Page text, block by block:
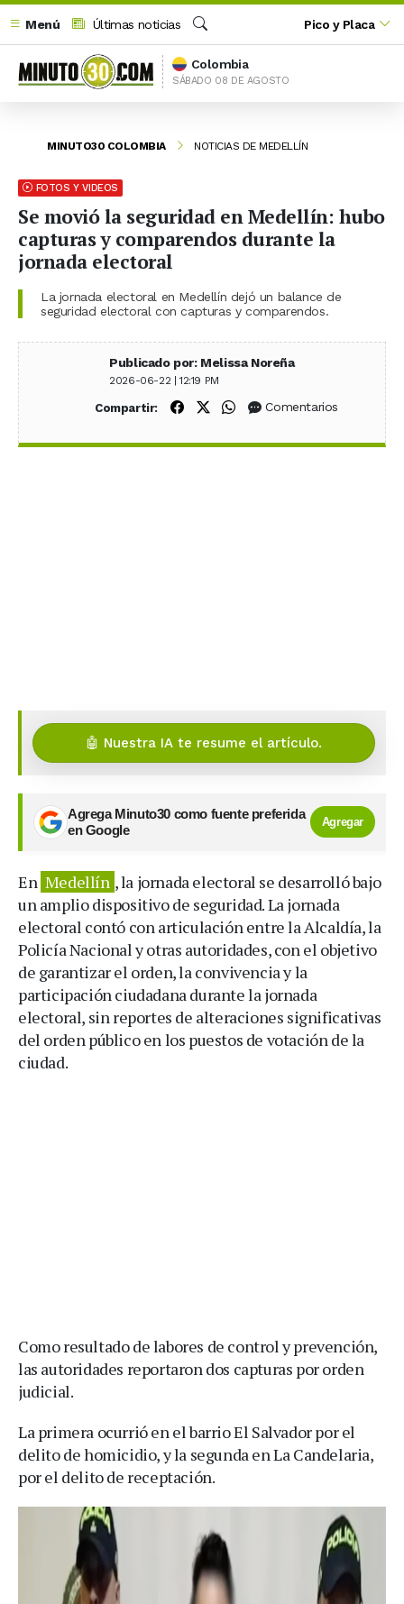
Menú
Últimas noticias
Buscar
Pico y Placa
Colombia
SÁBADO 08 DE AGOSTO
MINUTO30 COLOMBIA NOTICIAS DE MEDELLÍN
FOTOS Y VIDEOS
Se movió la seguridad en Medellín: hubo
capturas y comparendos durante la
jornada electoral
La jornada electoral en Medellín dejó un balance de
seguridad electoral con capturas y comparendos.
Publicado por: Melissa Noreña
2026-06-22 | 12:19 PM
Compartir: Compartir en Facebook
Compartir en X (Twitter)
Compartir en WhatsApp
Comentarios
🤖 Nuestra IA te resume el artículo.
Agrega Minuto30 como fuente preferida
en Google
Agregar
En Medellín , la jornada electoral se desarrolló bajo
un amplio dispositivo de seguridad. La jornada
electoral contó con articulación entre la Alcaldía, la
Policía Nacional y otras autoridades, con el objetivo
de garantizar el orden, la convivencia y la
participación ciudadana durante la jornada
electoral, sin reportes de alteraciones significativas
del orden público en los puestos de votación de la
ciudad.
Como resultado de labores de control y prevención,
las autoridades reportaron dos capturas por orden
judicial.
La primera ocurrió en el barrio El Salvador por el
delito de homicidio, y la segunda en La Candelaria,
por el delito de receptación.